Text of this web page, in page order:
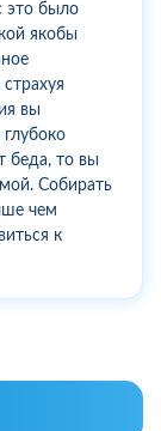
это было
якобы
вы
беда, то вы
Собирать
чем
к